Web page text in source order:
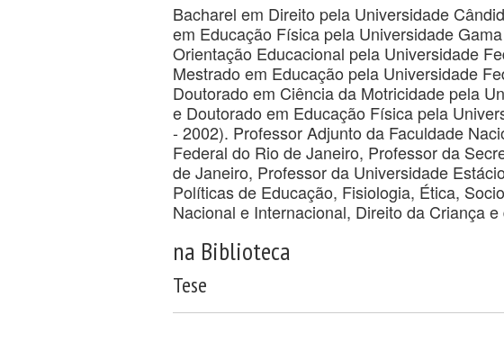
Bacharel em Direito pela Universidade
em Educação Física pela Universidade
Orientação Educacional pela Universidade
Mestrado em Educação pela Universidade
Doutorado em Ciência da Motricidade pela
e Doutorado em Educação Física pela
- 2002). Professor Adjunto da Faculdade
Federal do Rio de Janeiro, Professor da
de Janeiro, Professor da Universidade
Políticas de Educação, Fisiologia, Ética,
Nacional e Internacional, Direito da Criança
na Biblioteca
Tese